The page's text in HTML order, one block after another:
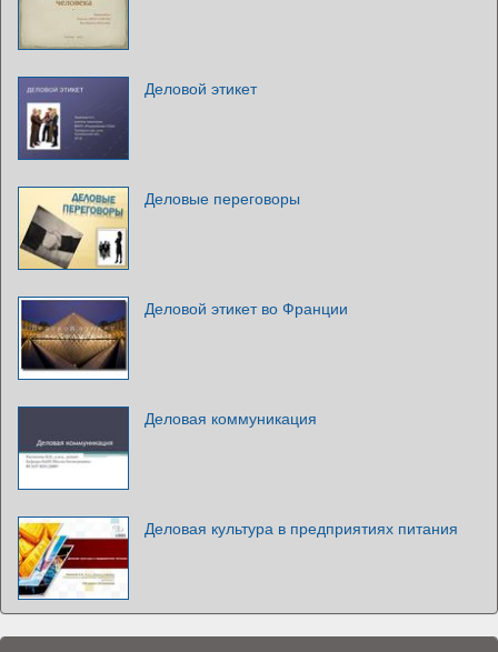
Деловой этикет
Деловые переговоры
Деловой этикет во Франции
Деловая коммуникация
Деловая культура в предприятиях питания